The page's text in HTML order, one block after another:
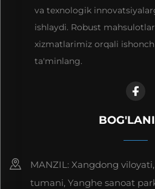
va texnologik
ishlaydi. Robust
xizmatlarimiz orqali
ta'minlang.
MANZIL: Xangdong
tumani, Yanghe sanoat